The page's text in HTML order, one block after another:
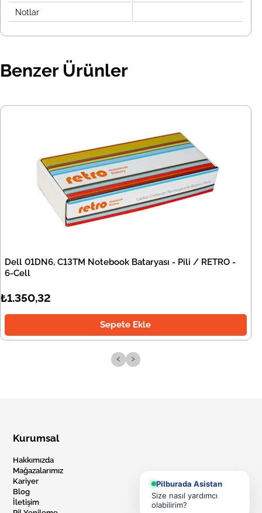
Notlar
Benzer Ürünler
Dell 01DN6, C13TM Notebook Bataryası - Pili / RETRO -
6-Cell
₺1.350,32
Sepete Ekle
‹ ›
Kurumsal
Hakkımızda
Mağazalarımız
Kariyer
Blog
İletişim
Pilburada Asistan
Size nasıl yardımcı
olabilirim?